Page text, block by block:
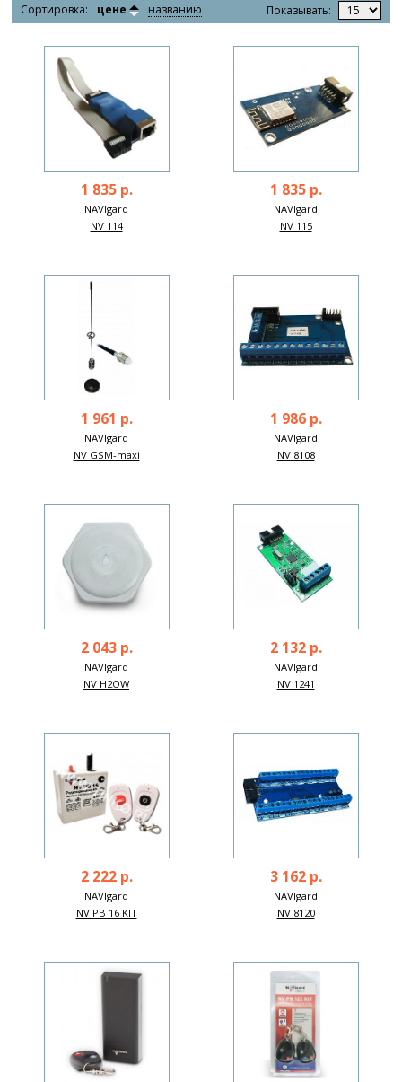
Сортировка: цене названию Показывать:
1 835 р.
NAVIgard
NV 114
1 835 р.
NAVIgard
NV 115
1 961 р.
NAVIgard
NV GSM-maxi
1 986 р.
NAVIgard
NV 8108
2 043 р.
NAVIgard
NV H2OW
2 132 р.
NAVIgard
NV 1241
2 222 р.
NAVIgard
NV PB 16 KIT
3 162 р.
NAVIgard
NV 8120